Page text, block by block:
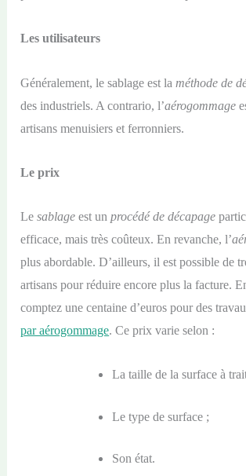
Les utilisateurs
Généralement, le sablage est la méthode de
des industriels. A contrario, l’aérogommage
artisans menuisiers et ferronniers.
Le prix
Lesablage est unprocédé de décapage
efficace, mais très coûteux. En revanche, l’
plus abordable. D’ailleurs, il est possible de
artisans pour réduire encore plus la facture.
comptez une centaine d’euros pour des
par aérogommage. Ce prix varie selon :
La taille de la surface à
Le type de surface ;
Son état.